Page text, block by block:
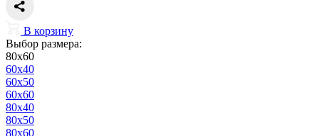
В корзину
Выбор размера:
80x60
60x40
60x50
60x60
80x40
80x50
80x60